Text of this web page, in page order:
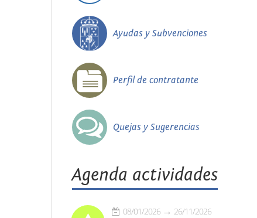
Ayudas y Subvenciones
Perfil de contratante
Quejas y Sugerencias
Agenda actividades
08/01/2026 26/11/2026